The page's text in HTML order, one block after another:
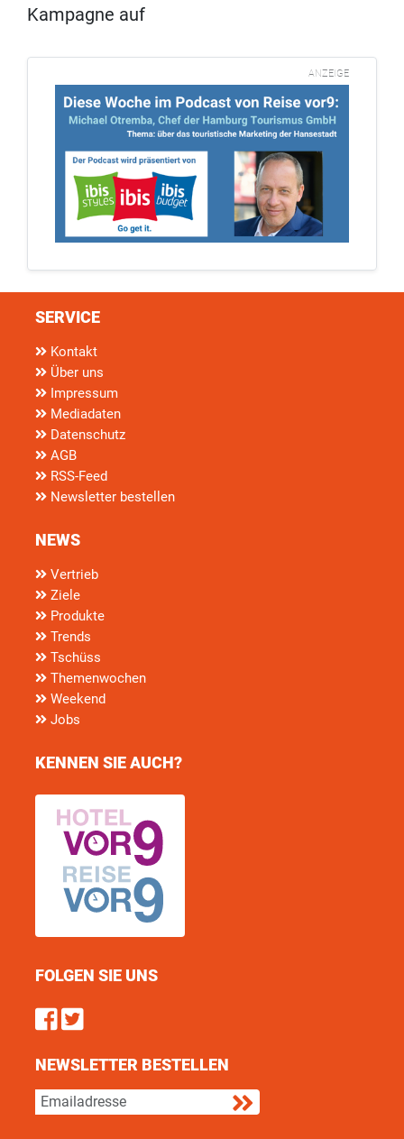
Kampagne auf
ANZEIGE
SERVICE
Kontakt
Über uns
Impressum
Mediadaten
Datenschutz
AGB
RSS-Feed
Newsletter bestellen
NEWS
Vertrieb
Ziele
Produkte
Trends
Tschüss
Themenwochen
Weekend
Jobs
KENNEN SIE AUCH?
FOLGEN SIE UNS
Find us on Facebook
Follow us on Twitter
NEWSLETTER BESTELLEN